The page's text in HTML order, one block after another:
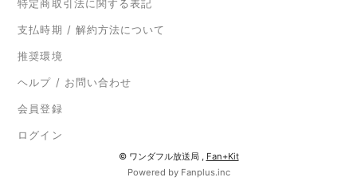
特定商取引法に関する表記
支払時期 / 解約方法について
推奨環境
ヘルプ / お問い合わせ
会員登録
ログイン
© ワンダフル放送局 , Fan+Kit
Powered by Fanplus.inc